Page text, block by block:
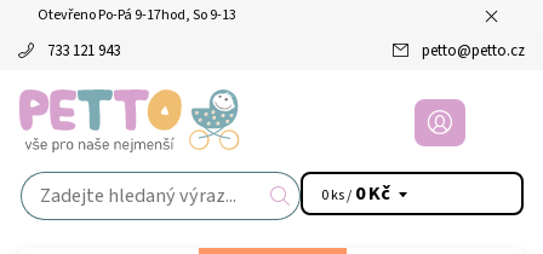
Otevřeno Po-Pá 9-17hod, So 9-13
733 121 943 petto@petto.cz
0 ks / 0 Kč